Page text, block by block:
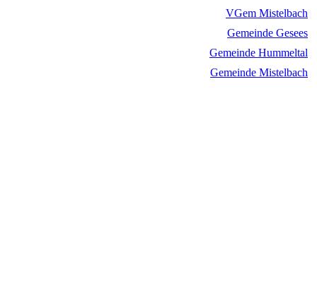
VGem Mistelbach
Gemeinde Gesees
Gemeinde Hummeltal
Gemeinde Mistelbach